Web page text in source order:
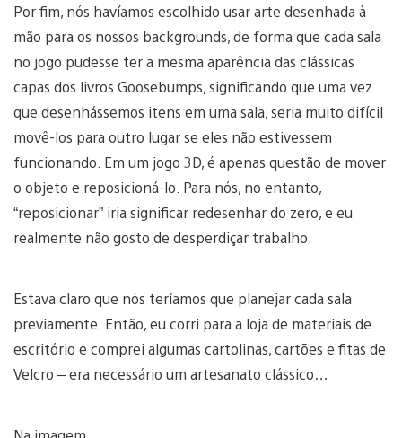
Por fim, nós havíamos escolhido usar arte desenhada à
mão para os nossos backgrounds, de forma que cada sala
no jogo pudesse ter a mesma aparência das clássicas
capas dos livros Goosebumps, significando que uma vez
que desenhássemos itens em uma sala, seria muito difícil
movê-los para outro lugar se eles não estivessem
funcionando. Em um jogo 3D, é apenas questão de mover
o objeto e reposicioná-lo. Para nós, no entanto,
“reposicionar” iria significar redesenhar do zero, e eu
realmente não gosto de desperdiçar trabalho.
Estava claro que nós teríamos que planejar cada sala
previamente. Então, eu corri para a loja de materiais de
escritório e comprei algumas cartolinas, cartões e fitas de
Velcro – era necessário um artesanato clássico…